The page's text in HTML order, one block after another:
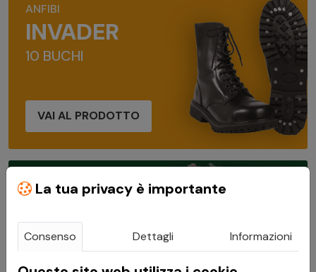
ANFIBI
INVADER
10 BUCHI
VAI AL PRODOTTO
RETE MIMETICA
WOODLAND 3X6M
La tua privacy è importante
Consenso Dettagli Informazioni